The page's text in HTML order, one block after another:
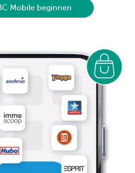
Mobile beginnen